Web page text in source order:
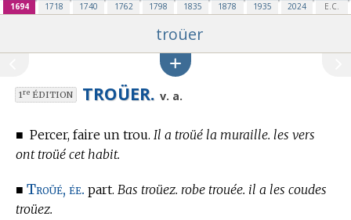
1694 1718 1740 1762 1798 1835 1878 1935 2024 E.C.
troüer
1reÉDITION TROÜER. v. a.
■ Percer, faire un trou. Il a troüé la muraille. les vers
ont troüé cet habit.
■ Troüé, ée. part. Bas troüez. robe trouée. il a les coudes
troüez.